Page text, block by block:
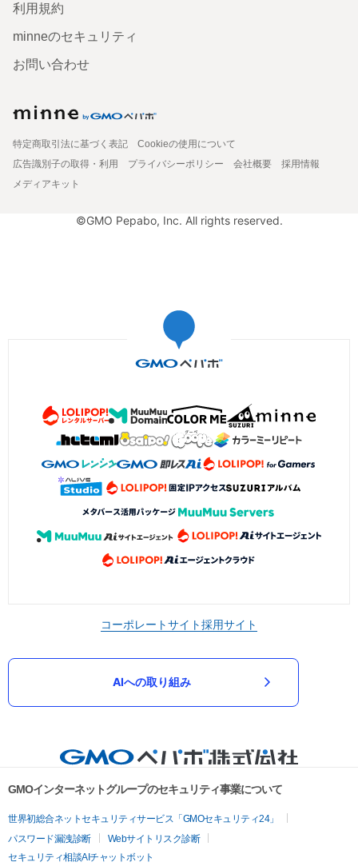
利用規約
minneのセキュリティ
お問い合わせ
特定商取引法に基づく表記
Cookieの使用について
広告識別子の取得・利用
プライバシーポリシー 会社概要
採用情報
メディアキット
©GMO Pepabo, Inc. All rights reserved.
コーポレートサイト採用サイト
AIへの取り組み
GMOインターネットグループのセキュリティ事業について
世界初総合ネットセキュリティサービス「GMOセキュリティ24」
パスワード漏洩診断
Webサイトリスク診断
セキュリティ相談AIチャットボット